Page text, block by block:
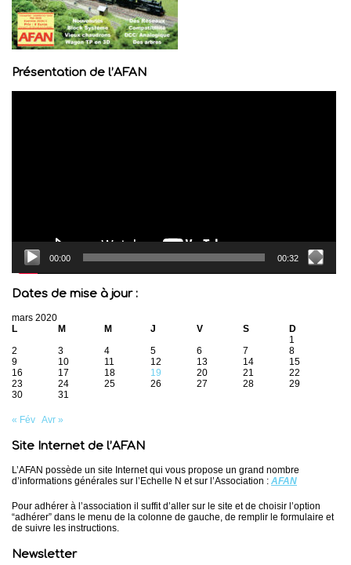
Présentation de l’AFAN
00:00 00:32
Dates de mise à jour :
mars 2020
L
M M J V S
D
1
2
3 4 5 6 7
8
9
10 11 12 13 14
15
16
17 18 19 20 21
22
23
24 25 26 27 28
29
30
31
« Fév Avr »
Site Internet de l’AFAN
L’AFAN possède un site Internet qui vous propose un grand nombre
d’informations générales sur l’Echelle N et sur l’Association : AFAN
Pour adhérer à l’association il suffit d’aller sur le site et de choisir l’option
“adhérer” dans le menu de la colonne de gauche, de remplir le formulaire et
de suivre les instructions.
Newsletter